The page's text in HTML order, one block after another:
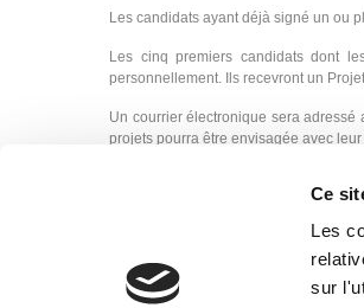
Ce
Les
sur
Les candidats ayant déjà signé un ou
Les cinq premiers candidats dont
personnellement. Ils recevront un
Un courrier électronique sera
projets pourra être envisagée avec
est nécessaire de se reporter à la
afa.information@france-
Sessions de préparation et